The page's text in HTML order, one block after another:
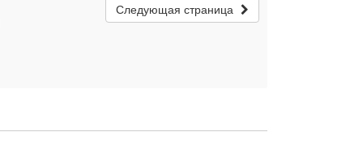
Следующая страница